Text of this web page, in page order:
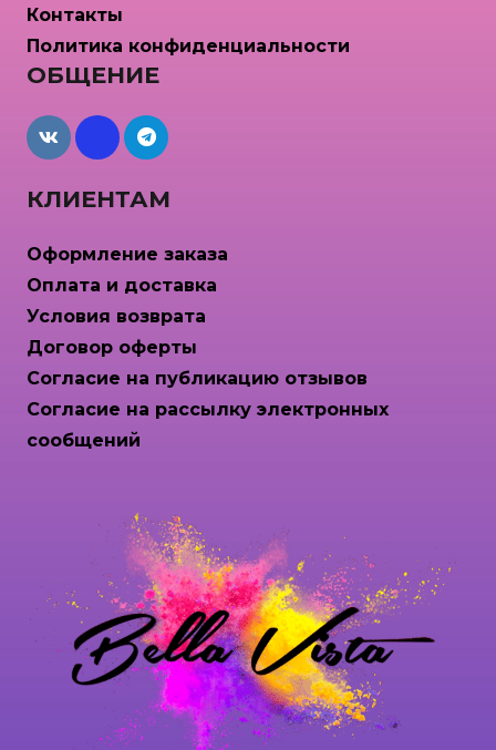
КЛИЕНТАМ
Оформление заказа
Оплата и доставка
Условия возврата
Договор оферты
Согласие на публикацию отзывов
Согласие на рассылку электронных
сообщений
ОБЩЕНИЕ
maxcdn
Контакты
Политика конфиденциальности